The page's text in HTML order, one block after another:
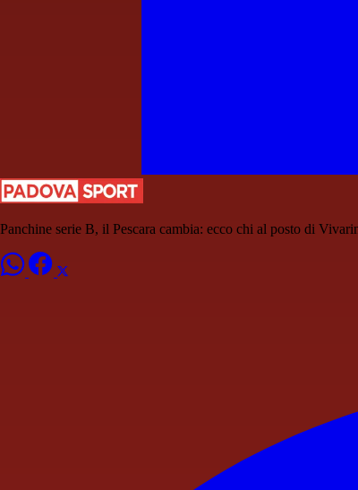
Panchine serie B, il Pescara cambia: ecco chi al posto di